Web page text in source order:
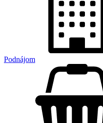
Podnájom